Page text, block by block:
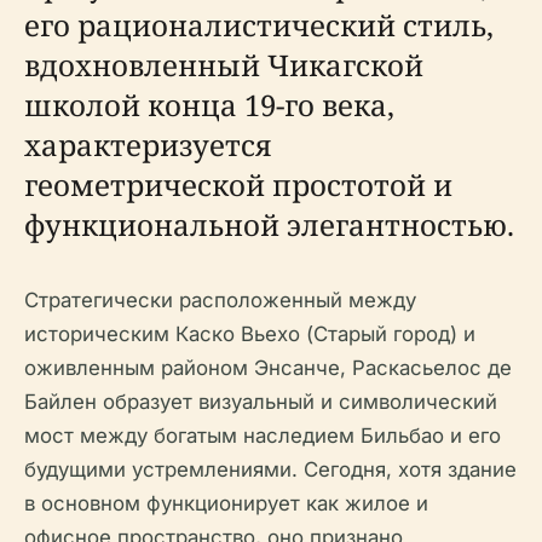
его рационалистический стиль,
вдохновленный Чикагской
школой конца 19-го века,
характеризуется
геометрической простотой и
функциональной элегантностью.
Стратегически расположенный между
историческим Каско Вьехо (Старый город) и
оживленным районом Энсанче, Раскасьелос де
Байлен образует визуальный и символический
мост между богатым наследием Бильбао и его
будущими устремлениями. Сегодня, хотя здание
в основном функционирует как жилое и
офисное пространство, оно признано